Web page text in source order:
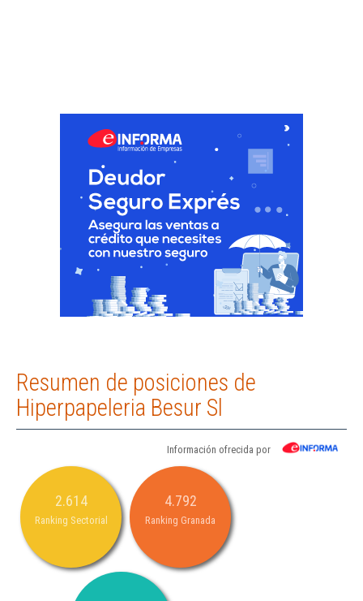
Resumen de posiciones de
Hiperpapeleria Besur Sl
Información ofrecida por
2.614
Ranking Sectorial
4.792
Ranking Granada